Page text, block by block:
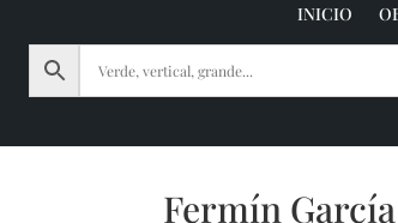
INICIO
Fermín